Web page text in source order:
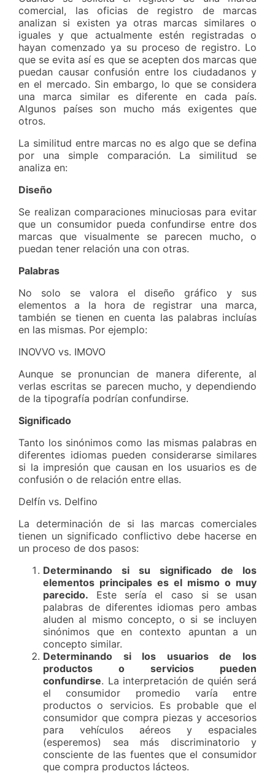
comercial, las oficias de registro de marcas
analizan si existen ya otras marcas similares o
iguales y que actualmente estén registradas o
hayan comenzado ya su proceso de registro. Lo
que se evita así es que se acepten dos marcas que
puedan causar confusión entre los ciudadanos y
en el mercado. Sin embargo, lo que se considera
una marca similar es diferente en cada país.
Algunos países son mucho más exigentes que
otros.
La similitud entre marcas no es algo que se defina
por una simple comparación. La similitud se
analiza en:
Diseño
Se realizan comparaciones minuciosas para evitar
que un consumidor pueda confundirse entre dos
marcas que visualmente se parecen mucho, o
puedan tener relación una con otras.
Palabras
No solo se valora el diseño gráfico y sus
elementos a la hora de registrar una marca,
también se tienen en cuenta las palabras incluías
en las mismas. Por ejemplo:
INOVVO vs. IMOVO
Aunque se pronuncian de manera diferente, al
verlas escritas se parecen mucho, y dependiendo
de la tipografía podrían confundirse.
Significado
Tanto los sinónimos como las mismas palabras en
diferentes idiomas pueden considerarse similares
si la impresión que causan en los usuarios es de
confusión o de relación entre ellas.
Delfín vs. Delfino
La determinación de si las marcas comerciales
tienen un significado conflictivo debe hacerse en
un proceso de dos pasos:
Determinando si su significado de los
elementos principales es el mismo o muy
parecido. Este sería el caso si se usan
palabras de diferentes idiomas pero ambas
aluden al mismo concepto, o si se incluyen
sinónimos que en contexto apuntan a un
concepto similar.
Determinando si los usuarios de los
productos o servicios pueden
confundirse. La interpretación de quién será
el consumidor promedio varía entre
productos o servicios. Es probable que el
consumidor que compra piezas y accesorios
para vehículos aéreos y espaciales
(esperemos) sea más discriminatorio y
consciente de las fuentes que el consumidor
que compra productos lácteos.